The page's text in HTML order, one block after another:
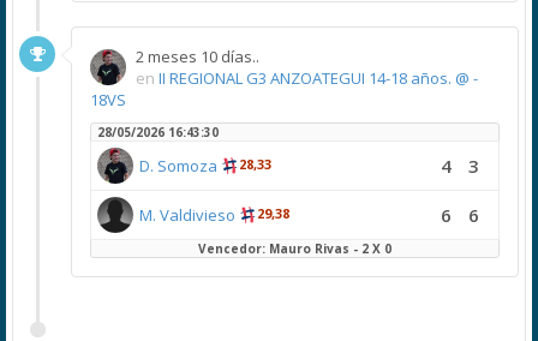
2 meses 10 días..
en II REGIONAL G3 ANZOATEGUI 14-18 años. @ -
18VS
28/05/2026 16:43:30
D. Somoza 28,33 4 3
M. Valdivieso 29,38 6 6
Vencedor: Mauro Rivas - 2 X 0